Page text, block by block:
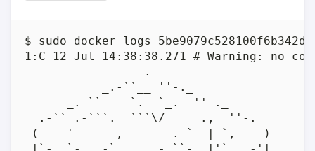
$ sudo docker logs
1:C 12 Jul 14:38:38.271 # Warning:
_.-
_.-``    `.  `_.  ''-._
.-`` .-```.
(    '      ,       .-`  | `,    )